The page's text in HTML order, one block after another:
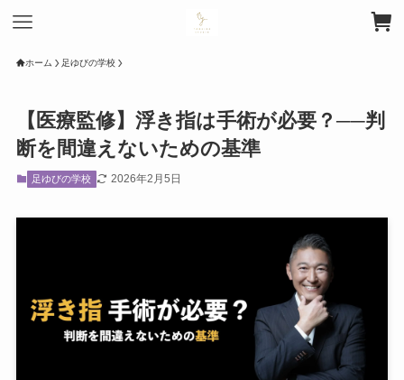
ホーム 足ゆびの学校
【医療監修】浮き指は手術が必要？──判
断を間違えないための基準
足ゆびの学校 2026年2月5日